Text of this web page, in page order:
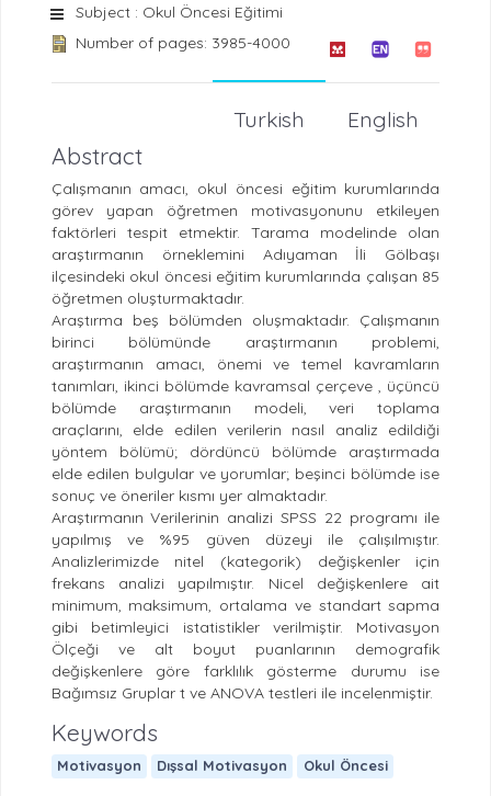
Subject : Okul Öncesi Eğitimi
Number of pages: 3985-4000
English
Turkish
Abstract
Çalışmanın amacı, okul öncesi eğitim kurumlarında
görev yapan öğretmen motivasyonunu etkileyen
faktörleri tespit etmektir. Tarama modelinde olan
araştırmanın örneklemini Adıyaman İli Gölbaşı
ilçesindeki okul öncesi eğitim kurumlarında çalışan 85
öğretmen oluşturmaktadır.
Araştırma beş bölümden oluşmaktadır. Çalışmanın
birinci bölümünde araştırmanın problemi,
araştırmanın amacı, önemi ve temel kavramların
tanımları, ikinci bölümde kavramsal çerçeve , üçüncü
bölümde araştırmanın modeli, veri toplama
araçlarını, elde edilen verilerin nasıl analiz edildiği
yöntem bölümü; dördüncü bölümde araştırmada
elde edilen bulgular ve yorumlar; beşinci bölümde ise
sonuç ve öneriler kısmı yer almaktadır.
Araştırmanın Verilerinin analizi SPSS 22 programı ile
yapılmış ve %95 güven düzeyi ile çalışılmıştır.
Analizlerimizde nitel (kategorik) değişkenler için
frekans analizi yapılmıştır. Nicel değişkenlere ait
minimum, maksimum, ortalama ve standart sapma
gibi betimleyici istatistikler verilmiştir. Motivasyon
Ölçeği ve alt boyut puanlarının demografik
değişkenlere göre farklılık gösterme durumu ise
Bağımsız Gruplar t ve ANOVA testleri ile incelenmiştir.
Keywords
Motivasyon Dışsal Motivasyon Okul Öncesi